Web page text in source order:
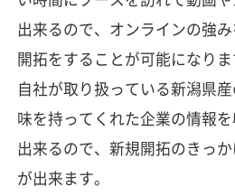
出来るので、オンラインの強
開拓をすることが可能になりま
自社が取り扱っている新潟県
味を持ってくれた企業の情報
出来るので、新規開拓のきっ
が出来ます。